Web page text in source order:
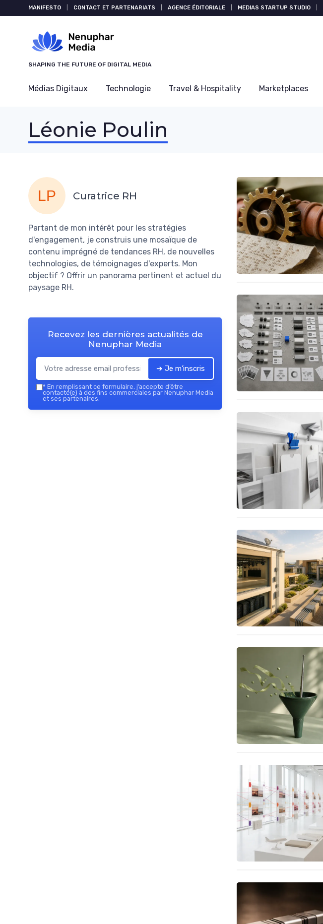
MANIFESTO CONTACT ET PARTENARIATS AGENCE ÉDITORIALE MEDIAS STARTUP STUDIO
SHAPING THE FUTURE OF DIGITAL MEDIA
Médias Digitaux Technologie Travel & Hospitality Marketplaces
Léonie Poulin
Curatrice RH
Partant de mon intérêt pour les stratégies
d'engagement, je construis une mosaïque de
contenu imprégné de tendances RH, de nouvelles
technologies, de témoignages d'experts. Mon
objectif ? Offrir un panorama pertinent et actuel du
paysage RH.
Recevez les dernières actualités de
Nenuphar Media
➔ Je m'inscris
* En remplissant ce formulaire, j’accepte d’être
contacté(e) à des fins commerciales par Nenuphar Media
et ses partenaires.
Panneau de gestion des cookies